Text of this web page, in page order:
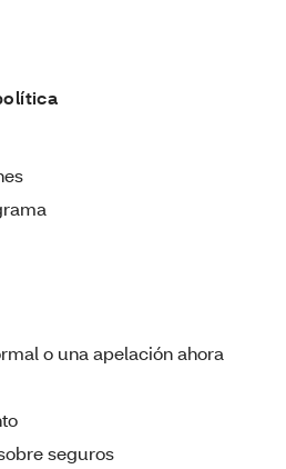
o una apelación ahora
seguros